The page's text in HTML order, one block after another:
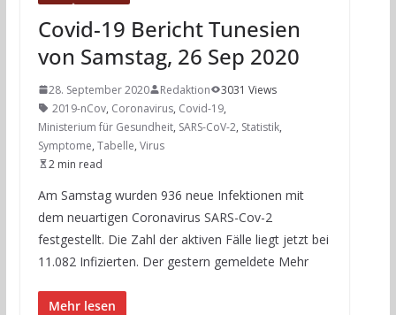
Covid-19 Bericht Tunesien
von Samstag, 26 Sep 2020
28. September 2020 Redaktion
3031 Views
2019-nCov, Coronavirus, Covid-19,
Ministerium für Gesundheit, SARS-CoV-2, Statistik,
Symptome, Tabelle, Virus
2 min read
Am Samstag wurden 936 neue Infektionen mit
dem neuartigen Coronavirus SARS-Cov-2
festgestellt. Die Zahl der aktiven Fälle liegt jetzt bei
11.082 Infizierten. Der gestern gemeldete Mehr
Mehr lesen